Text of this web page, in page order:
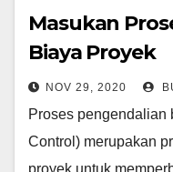
Masukan
Biaya Proyek
NOV 29, 2020
Proses pengendalian
Control) merupakan
proyek untuk